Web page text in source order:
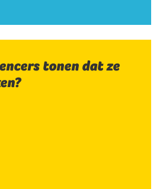
tonen dat ze